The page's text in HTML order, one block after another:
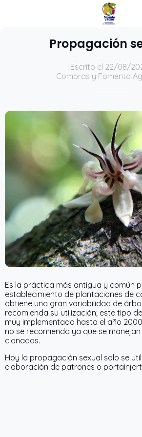
Propagación
Escrito el 22/08/
Compras y Fomento
Es la práctica más antigua y común
establecimiento de plantaciones de
obtiene una gran variabilidad de
recomienda su utilización; este tipo
muy implementada hasta el año
no se recomienda ya que se
clonadas.
Hoy la propagación sexual solo se
elaboración de patrones o